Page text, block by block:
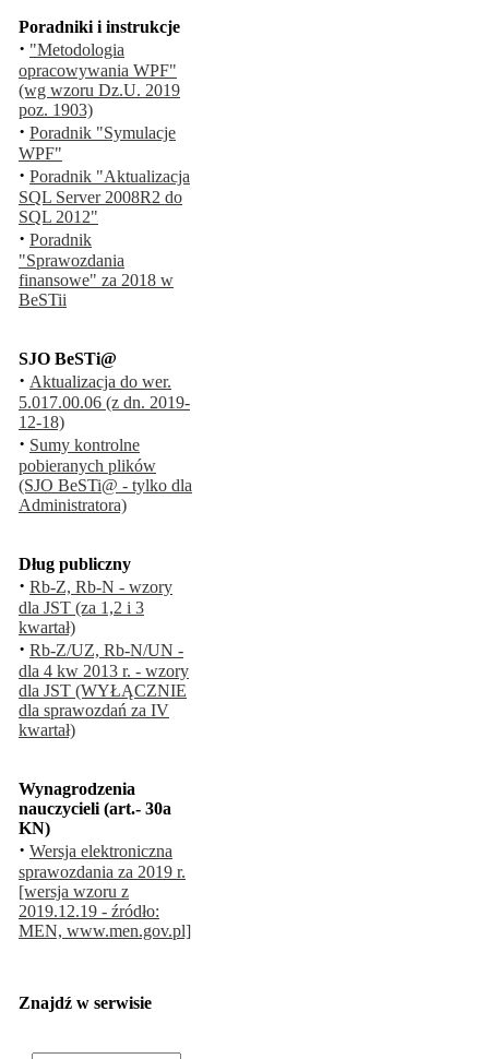
Poradniki i instrukcje
· "Metodologia
opracowywania WPF"
(wg wzoru Dz.U. 2019
poz. 1903)
· Poradnik "Symulacje
WPF"
· Poradnik "Aktualizacja
SQL Server 2008R2 do
SQL 2012"
· Poradnik
"Sprawozdania
finansowe" za 2018 w
BeSTii
SJO BeSTi@
· Aktualizacja do wer.
5.017.00.06 (z dn. 2019-
12-18)
· Sumy kontrolne
pobieranych plików
(SJO BeSTi@ - tylko dla
Administratora)
Dług publiczny
· Rb-Z, Rb-N - wzory
dla JST (za 1,2 i 3
kwartał)
· Rb-Z/UZ, Rb-N/UN -
dla 4 kw 2013 r. - wzory
dla JST (WYŁĄCZNIE
dla sprawozdań za IV
kwartał)
Wynagrodzenia
nauczycieli (art.- 30a
KN)
· Wersja elektroniczna
sprawozdania za 2019 r.
[wersja wzoru z
2019.12.19 - źródło:
MEN, www.men.gov.pl]
Znajdź w serwisie